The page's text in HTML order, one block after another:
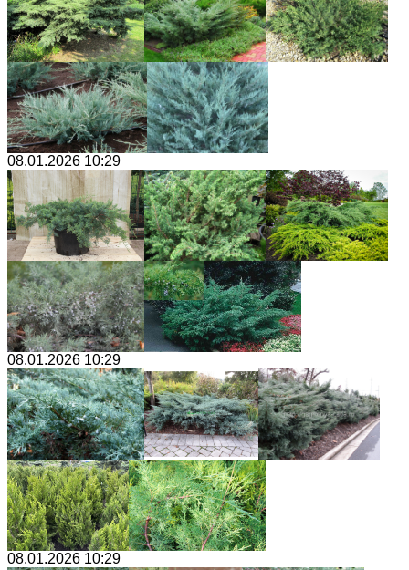
08.01.2026 10:29
08.01.2026 10:29
08.01.2026 10:29